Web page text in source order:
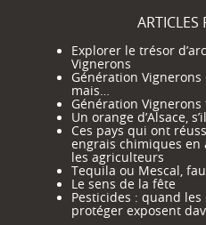
ARTICLES
Explorer le trésor
Vignerons
Génération
mais…
Génération
Un orange d’Alsace,
Ces pays qui ont
engrais chimiques en
les agriculteurs
Tequila ou Mescal,
Le sens de la fête
Pesticides : quand
protéger exposent